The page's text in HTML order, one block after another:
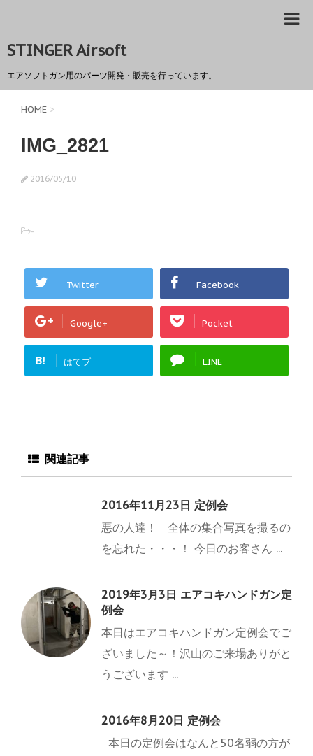
STINGER Airsoft
エアソフトガン用のパーツ開発・販売を行っています。
HOME >
IMG_2821
2016/05/10
-
Twitter Facebook
Google+ Pocket
B! はてブ LINE
関連記事
2016年11月23日 定例会
悪の人達！ 全体の集合写真を撮るの
を忘れた・・・！ 今日のお客さん ...
2019年3月3日 エアコキハンドガン定
例会
本日はエアコキハンドガン定例会でご
ざいました～！沢山のご来場ありがと
うございます ...
2016年8月20日 定例会
本日の定例会はなんと50名弱の方が